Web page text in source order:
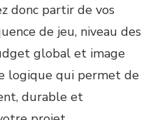
donc partir de vos
de jeu, niveau des
global et image
logique qui permet de
durable et